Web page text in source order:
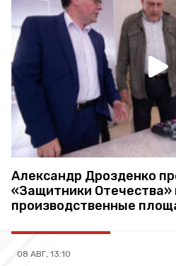
Александр Дрозденко
«Защитники Отечества»
производственные
08 АВГ, 13:10